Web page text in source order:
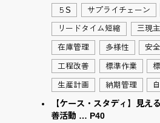
５S サプライチェーン
リードタイム短縮 三現
在庫管理 多様性 安全
工程改善 標準作業
生産計画 納期管理
【ケース・スタディ】見え
善活動 … P40